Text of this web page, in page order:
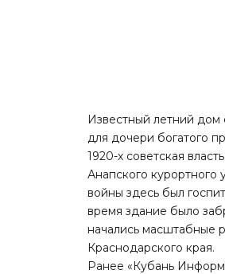
Известный летний
для дочери богатого
1920-х советская
Анапского курортного
войны здесь был
время здание было
начались масштабные
Краснодарского края.
Ранее «Кубань